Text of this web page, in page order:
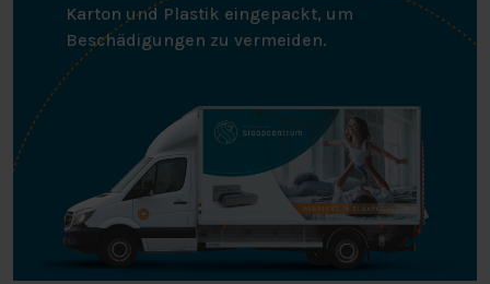
Karton und Plastik eingepackt, um
Beschädigungen zu vermeiden.